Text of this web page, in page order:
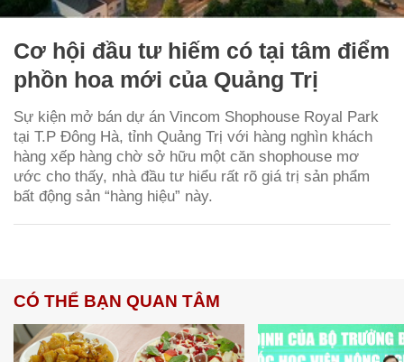
Cơ hội đầu tư hiếm có tại tâm điểm
phồn hoa mới của Quảng Trị
Sự kiện mở bán dự án Vincom Shophouse Royal Park
tại T.P Đông Hà, tỉnh Quảng Trị với hàng nghìn khách
hàng xếp hàng chờ sở hữu một căn shophouse mơ
ước cho thấy, nhà đầu tư hiểu rất rõ giá trị sản phẩm
bất động sản “hàng hiệu” này.
CÓ THỂ BẠN QUAN TÂM